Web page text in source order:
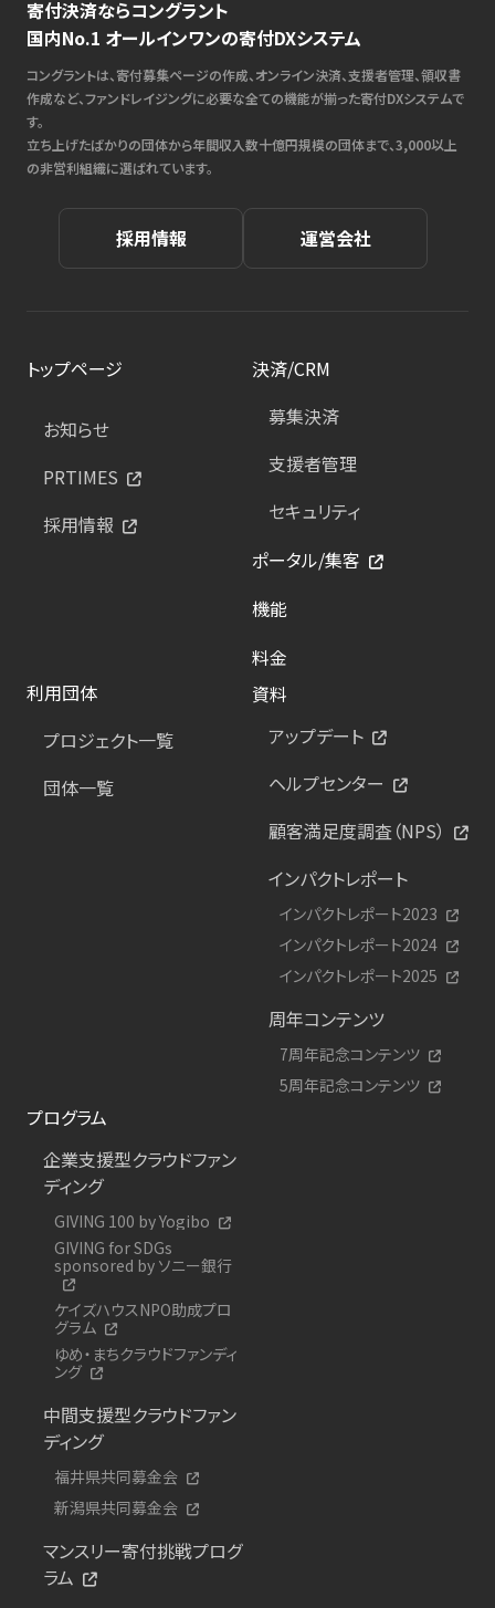
寄付決済ならコングラント
国内No.1 オールインワンの寄付DXシステム
コングラントは、寄付募集ページの作成、オンライン決済、支援者管理、領収書
作成など、ファンドレイジングに必要な全ての機能が揃った寄付DXシステムで
す。
立ち上げたばかりの団体から年間収入数十億円規模の団体まで、3,000以上
の非営利組織に選ばれています。
採用情報 運営会社
トップページ
お知らせ
PRTIMES
採用情報
決済/CRM
募集決済
支援者管理
セキュリティ
ポータル/集客
機能
料金
利用団体
プロジェクト一覧
団体一覧
資料
アップデート
ヘルプセンター
顧客満足度調査（NPS）
インパクトレポート
インパクトレポート2023
インパクトレポート2024
インパクトレポート2025
周年コンテンツ
7周年記念コンテンツ
5周年記念コンテンツ
プログラム
企業支援型クラウドファン
ディング
GIVING 100 by Yogibo
GIVING for SDGs
sponsored by ソニー銀行
ケイズハウスNPO助成プロ
グラム
ゆめ・まちクラウドファンディ
ング
中間支援型クラウドファン
ディング
福井県共同募金会
新潟県共同募金会
マンスリー寄付挑戦プログ
ラム